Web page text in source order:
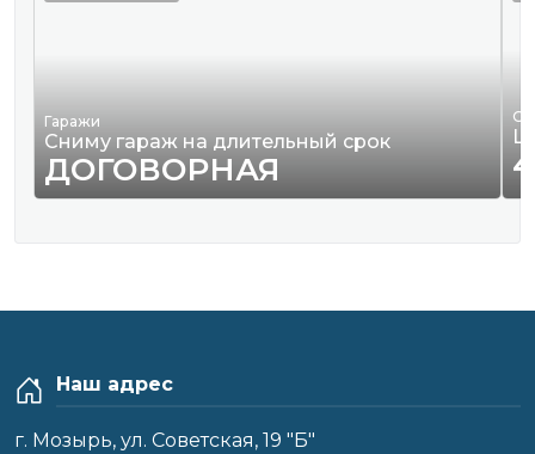
Гаражи
Сниму гараж на длительный срок
ДОГОВОРНАЯ
Наш адрес
г. Мозырь, ул. Советская, 19 "Б"